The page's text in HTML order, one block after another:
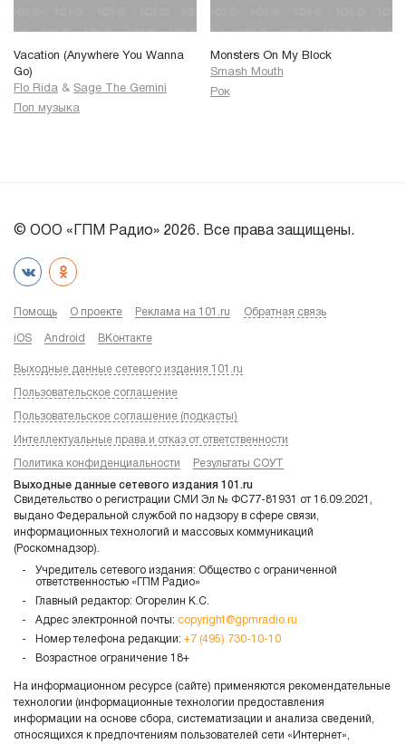
Vacation (Anywhere You Wanna
Go)
Flo Rida & Sage The Gemini
Поп музыка
Monsters On My Block
Smash Mouth
Рок
© ООО «ГПМ Радио» 2026. Все права защищены.
Помощь О проекте Реклама на 101.ru Обратная связь
iOS Android ВКонтакте
Выходные данные сетевого издания 101.ru
Пользовательское соглашение
Пользовательское соглашение (подкасты)
Интеллектуальные права и отказ от ответственности
Политика конфиденциальности Результаты СОУТ
Выходные данные сетевого издания 101.ru
Свидетельство о регистрации СМИ Эл № ФС77-81931 от 16.09.2021,
выдано Федеральной службой по надзору в сфере связи,
информационных технологий и массовых коммуникаций
(Роскомнадзор).
Учредитель сетевого издания: Общество с ограниченной
ответственностью «ГПМ Радио»
Главный редактор: Огорелин К.С.
Адрес электронной почты: copyright@gpmradio.ru
Номер телефона редакции: +7 (495) 730-10-10
Возрастное ограничение 18+
На информационном ресурсе (сайте) применяются рекомендательные
технологии (информационные технологии предоставления
информации на основе сбора, систематизации и анализа сведений,
относящихся к предпочтениям пользователей сети «Интернет»,